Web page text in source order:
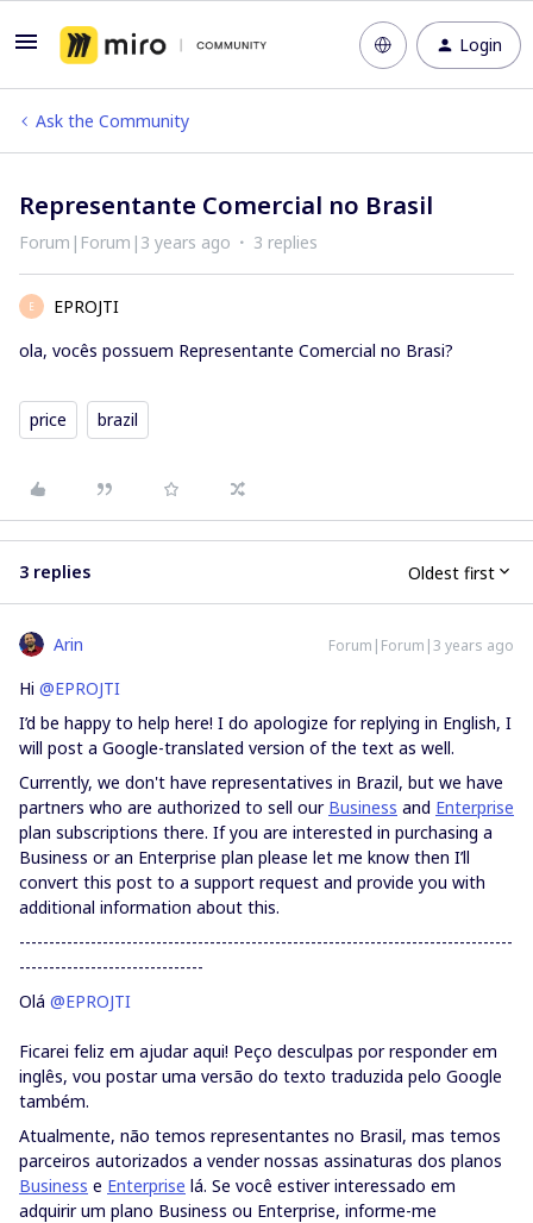
Login
Ask the Community
Representante Comercial no Brasil
Forum|Forum|3 years ago 3 replies
E
EPROJTI
ola, vocês possuem Representante Comercial no Brasi?
price brazil
3 replies Oldest first
Arin Forum|Forum|3 years ago
Hi @EPROJTI
I’d be happy to help here! I do apologize for replying in English, I
will post a Google-translated version of the text as well.
Currently, we don't have representatives in Brazil, but we have
partners who are authorized to sell our Business and Enterprise
plan subscriptions there. If you are interested in purchasing a
Business or an Enterprise plan please let me know then I’ll
convert this post to a support request and provide you with
additional information about this.
-----------------------------------------------------------------------------------
-------------------------------
Olá @EPROJTI
Ficarei feliz em ajudar aqui! Peço desculpas por responder em
inglês, vou postar uma versão do texto traduzida pelo Google
também.
Atualmente, não temos representantes no Brasil, mas temos
parceiros autorizados a vender nossas assinaturas dos planos
Business e Enterprise lá. Se você estiver interessado em
adquirir um plano Business ou Enterprise, informe-me